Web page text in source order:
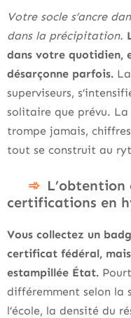
Votre socle s’ancre
dans la précipitation.
dans votre quotidien,
désarçonne parfois.
superviseurs,
solitaire que prévu. La
trompe jamais,
tout se construit au
L’obtention
certifications en
Vous collectez un
certificat fédéral,
estampillée État.
différemment selon la
l’école, la densité du